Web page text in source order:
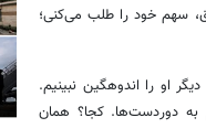
سهم خود را طلب می‌کنی؛
او را اندوهگین نبینیم.
دوردست‌ها. کجا؟ همان